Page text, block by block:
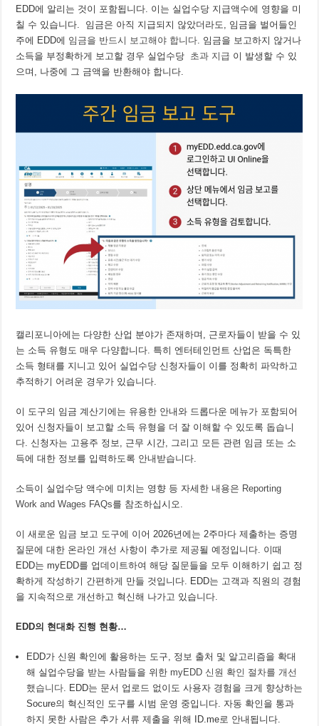
EDD에 알리는 것이 포함됩니다. 이는 실업수당 지급액수에 영향을 미
칠 수 있습니다. 임금은 아직 지급되지 않았더라도, 임금을 벌어들인
주에 EDD에 임금을 반드시 보고해야 합니다. 임금을 보고하지 않거나
소득을 부정확하게 보고할 경우 실업수당 초과 지급 이 발생할 수 있
으며, 나중에 그 금액을 반환해야 합니다.
캘리포니아에는 다양한 산업 분야가 존재하며, 근로자들이 받을 수 있
는 소득 유형도 매우 다양합니다. 특히 엔터테인먼트 산업은 독특한
소득 형태를 지니고 있어 실업수당 신청자들이 이를 정확히 파악하고
추적하기 어려운 경우가 있습니다.
이 도구의 임금 계산기에는 유용한 안내와 드롭다운 메뉴가 포함되어
있어 신청자들이 보고할 소득 유형을 더 잘 이해할 수 있도록 돕습니
다. 신청자는 고용주 정보, 근무 시간, 그리고 모든 관련 임금 또는 소
득에 대한 정보를 입력하도록 안내받습니다.
소득이 실업수당 액수에 미치는 영향 등 자세한 내용은 Reporting
Work and Wages FAQs를 참조하십시오.
이 새로운 임금 보고 도구에 이어 2026년에는 2주마다 제출하는 증명
질문에 대한 온라인 개선 사항이 추가로 제공될 예정입니다. 이때
EDD는 myEDD를 업데이트하여 해당 질문들을 모두 이해하기 쉽고 정
확하게 작성하기 간편하게 만들 것입니다. EDD는 고객과 직원의 경험
을 지속적으로 개선하고 혁신해 나가고 있습니다.
EDD의 현대화 진행 현황…
EDD가 신원 확인에 활용하는 도구, 정보 출처 및 알고리즘을 확대
해 실업수당을 받는 사람들을 위한 myEDD 신원 확인 절차를 개선
했습니다. EDD는 문서 업로드 없이도 사용자 경험을 크게 향상하는
Socure의 혁신적인 도구를 시범 운영 중입니다. 자동 확인을 통과
하지 못한 사람은 추가 서류 제출을 위해 ID.me로 안내됩니다.